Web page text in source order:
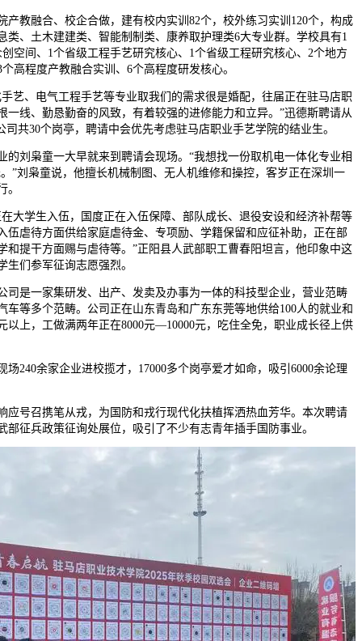
融合、校企合做，建有校内实训82个，校外练习实训120个，构成
类、土木建建类、智能制制类、康养取护理类6大专业群。学校具有1
空间、1个省级工程手艺研究核心、1个省级工程研究核心、2个地方
高程度产教融合实训、6个高程度研发核心。
、电气工程手艺等专业取我们的需求很是婚配，往届正在驻马店职
一线、勤恳勤奋的风致，有着较强的进修能力和立异。”迅德斯聘请从
司共30个岗亭，聘请中会优先考虑驻马店职业手艺学院的结业生。
枭童一大早就来到聘请会现场。“我想找一份取机电一体化专业相
”刘枭童说，他擅长机械制图、无人机维修和操控，客岁正在深圳一
。
学生入伍，国度正在入伍保障、部队成长、退役安设和经济补帮等
伍虐待方面供给家庭虐待金、专项励、学籍保留和应征补助，正在部
和提干方面赐与虐待等。”正阳县人武部职工曹春阳坦言，他印象中这
们参军征询志愿强烈。
一家集研发、出产、发卖及办事为一体的科技型企业，营业范畴
车等多个范畴。公司正在山东青岛和广东东莞等地供给100人的就业和
以上，工做满两年正在8000元—10000元，吃住全免，职业成长径上供
余家企业进校揽才，17000多个岗亭爱才如命，吸引6000余论理
召携笔从戎，为国防和戎行现代化扶植挥洒热血芳华。本次聘请
部征兵政策征询处展位，吸引了不少有志青年插手国防事业。